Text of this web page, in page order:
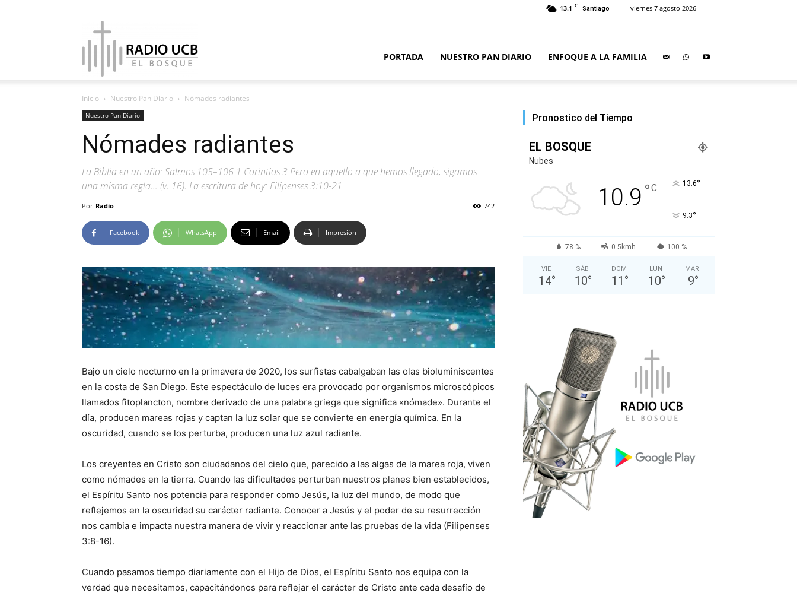
13.1 C Santiago viernes 7 agosto 2026
Radio
El
Bosque
PORTADA NUESTRO PAN DIARIO ENFOQUE A LA FAMILIA
Inicio Nuestro Pan Diario Nómades radiantes
Nuestro Pan Diario
Nómades radiantes
La Biblia en un año: Salmos 105–106 1 Corintios 3 Pero en aquello a que hemos llegado, sigamos
una misma regla… (v. 16). La escritura de hoy: Filipenses 3:10-21
Por Radio - 742
Facebook WhatsApp Email Impresión
Bajo un cielo nocturno en la primavera de 2020, los surfistas cabalgaban las olas bioluminiscentes
en la costa de San Diego. Este espectáculo de luces era provocado por organismos microscópicos
llamados fitoplancton, nombre derivado de una palabra griega que significa «nómade». Durante el
día, producen mareas rojas y captan la luz solar que se convierte en energía química. En la
oscuridad, cuando se los perturba, producen una luz azul radiante.
Los creyentes en Cristo son ciudadanos del cielo que, parecido a las algas de la marea roja, viven
como nómades en la tierra. Cuando las dificultades perturban nuestros planes bien establecidos,
el Espíritu Santo nos potencia para responder como Jesús, la luz del mundo, de modo que
reflejemos en la oscuridad su carácter radiante. Conocer a Jesús y el poder de su resurrección
nos cambia e impacta nuestra manera de vivir y reaccionar ante las pruebas de la vida (Filipenses
3:8-16).
Cuando pasamos tiempo diariamente con el Hijo de Dios, el Espíritu Santo nos equipa con la
verdad que necesitamos, capacitándonos para reflejar el carácter de Cristo ante cada desafío de
Pronostico del Tiempo
EL BOSQUE
Nubes
10.9 °C 13.6°
9.3°
78 % 0.5kmh 100 %
VIE
14°
SÁB
10°
DOM
11 °
LUN
10°
MAR
9°